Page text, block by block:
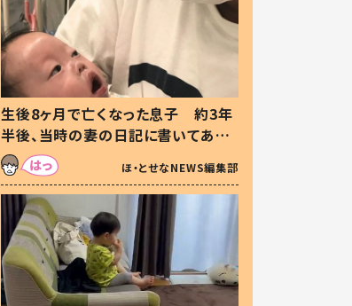
生後8ヶ月で亡くなった息子 約3年
半後、当時の妻の日記に書いてあっ
た本音とは
ほ・とせなNEWS編集部